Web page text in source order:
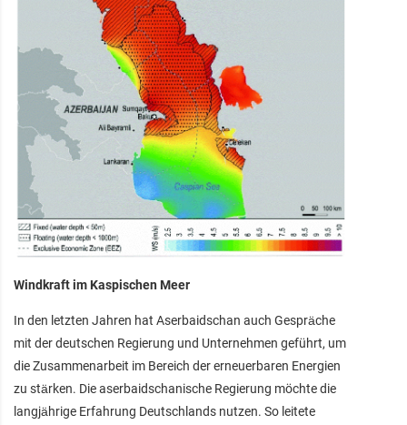
Windkraft im Kaspischen Meer
In den letzten Jahren hat Aserbaidschan auch Gespräche
mit der deutschen Regierung und Unternehmen geführt, um
die Zusammenarbeit im Bereich der erneuerbaren Energien
zu stärken. Die aserbaidschanische Regierung möchte die
langjährige Erfahrung Deutschlands nutzen. So leitete